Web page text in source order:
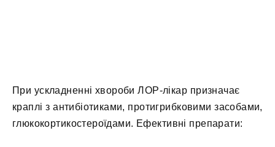
При ускладненні хвороби ЛОР-лікар призначає
краплі з антибіотиками, протигрибковими засобами,
глюкокортикостероїдами. Ефективні препарати: